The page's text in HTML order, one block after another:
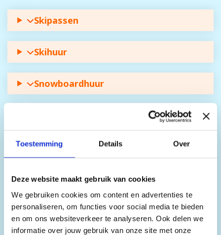
Toestemming Details Over
Deze website maakt gebruik van cookies
We gebruiken cookies om content en advertenties te
personaliseren, om functies voor social media te bieden
en om ons websiteverkeer te analyseren. Ook delen we
informatie over jouw gebruik van onze site met onze
Skipassen
Skihuur
Snowboardhuur